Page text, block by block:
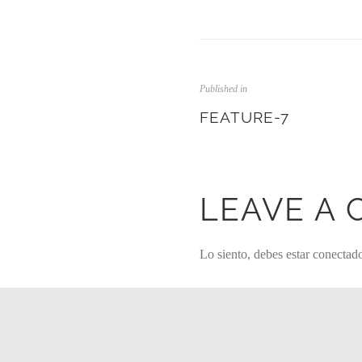
Published in
FEATURE-7
LEAVE A
Lo siento, debes estar